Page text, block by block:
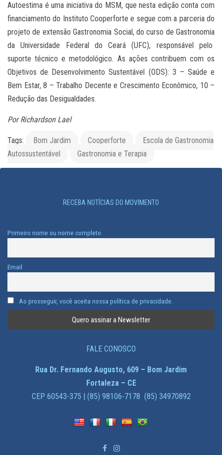
Autoestima é uma iniciativa do MSM, que nesta edição conta com
financiamento do Instituto Cooperforte e segue com a parceria do
projeto de extensão Gastronomia Social, do curso de Gastronomia
da Universidade Federal do Ceará (UFC), responsável pelo
suporte técnico e metodológico. As ações contribuem com os
Objetivos de Desenvolvimento Sustentável (ODS): 3 – Saúde e
Bem Estar, 8 – Trabalho Decente e Crescimento Econômico, 10 –
Redução das Desigualdades.
Por Richardson Lael
Tags: Bom Jardim Cooperforte
Escola de Gastronomia
Autossustentável
Gastronomia e Terapia
RECEBA NOTÍCIAS DO MOVIMENTO
Primeiro nome ou nome completo
Email
Ao prosseguir, você aceita nossa política de privacidade.
FALE CONOSCO
Rua Dr. Fernando Augusto, 609 – Bom Jardim
Fortaleza – CE
CEP 60543-375 | (85) 98106-7178 (85) 34970892